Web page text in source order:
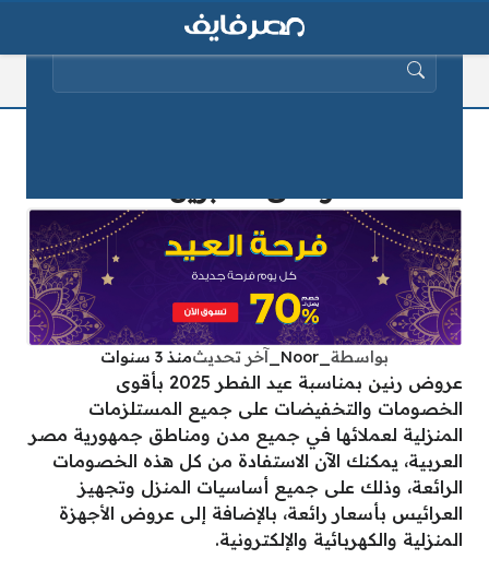
بواسطة آخر تحديثمنذ 3 سنوات
عروض رنين بمناسبة عيد الفطر 2025 بأقوى
الخصومات والتخفيضات على جميع المستلزمات
المنزلية لعملائها في جميع مدن ومناطق جمهورية مصر
العربية، يمكنك الآن الاستفادة من كل هذه الخصومات
الرائعة، وذلك على جميع أساسيات المنزل وتجهيز
العرائيس بأسعار رائعة، بالإضافة إلى عروض الأجهزة
المنزلية والكهربائية والإلكترونية.
البحث عن: